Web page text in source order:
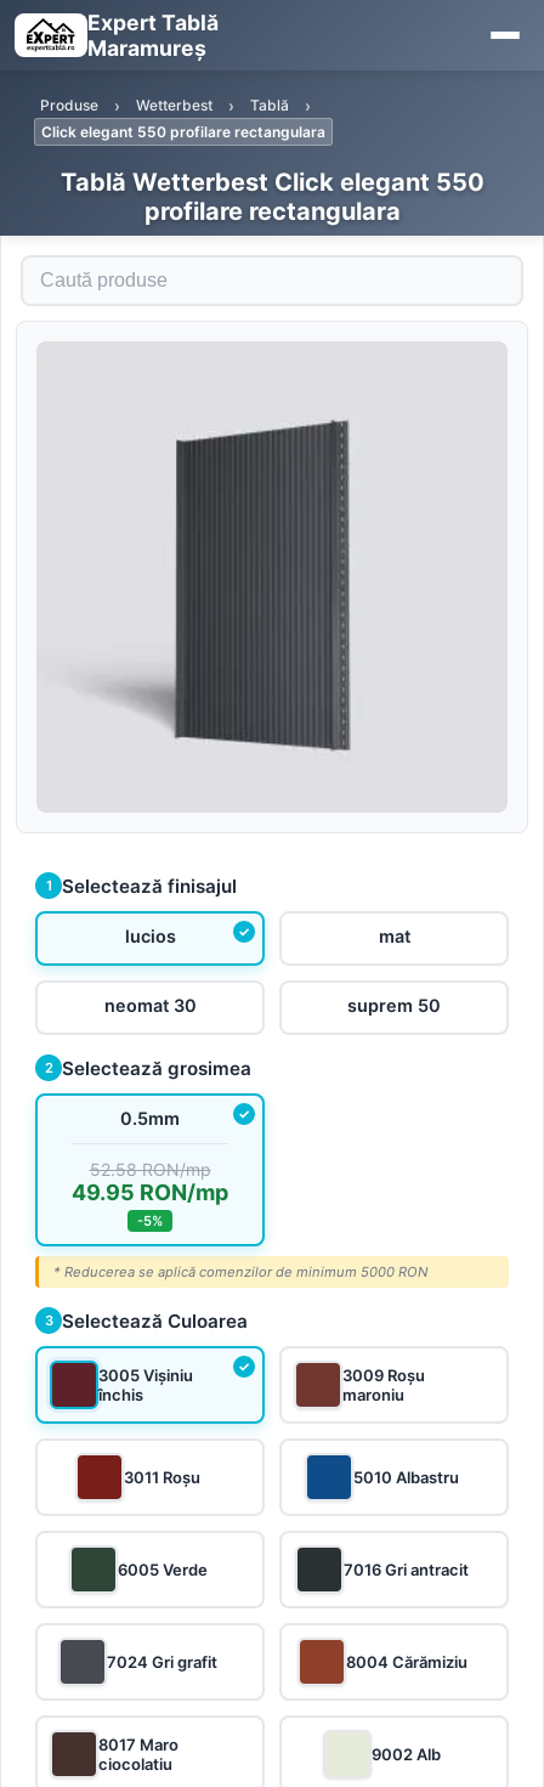
Expert Tablă
Maramureș
Produse Wetterbest
Tablă
Click elegant 550 profilare rectangulara
Tablă Wetterbest Click elegant 550
profilare rectangulara
Caută produse
1 Selectează finisajul
lucios mat
neomat 30 suprem 50
2 Selectează grosimea
0.5mm
52.58 RON/mp
49.95 RON/mp
-5%
* Reducerea se aplică comenzilor de minimum 5000 RON
3 Selectează Culoarea
3005 Vișiniu
închis
3009 Roșu
maroniu
3011 Roșu 5010 Albastru
6005 Verde 7016 Gri antracit
7024 Gri grafit 8004 Cărămiziu
8017 Maro
ciocolatiu
9002 Alb